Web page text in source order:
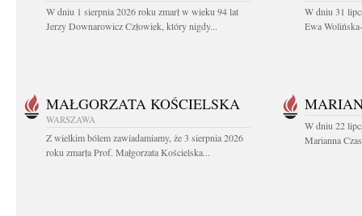
W dniu 1 sierpnia 2026 roku zmarł w wieku 94 lat
Jerzy Downarowicz Człowiek, który nigdy...
W dniu 31
Ewa
MAŁGORZATA KOŚCIELSKA
WARSZAWA
Z wielkim bólem zawiadamiamy, że 3 sierpnia 2026
roku zmarła Prof. Małgorzata Kościelska...
W dniu 22
Marianna